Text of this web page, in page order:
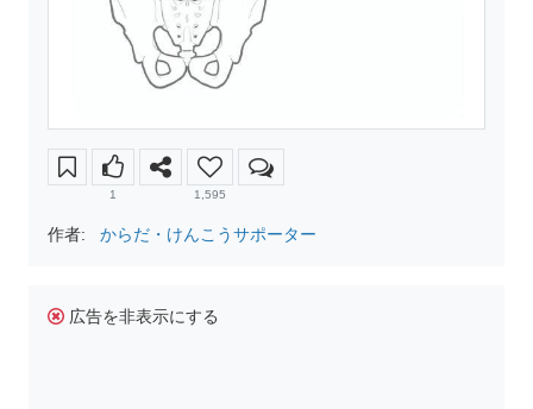
1 1,595
作者: からだ・けんこうサポーター
広告を非表示にする